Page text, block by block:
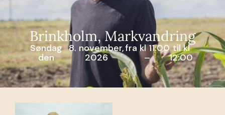
Brinkholm, Markvandring
Søndag
den
8. november,
2026
fra kl 11:00
–
til kl
12:00